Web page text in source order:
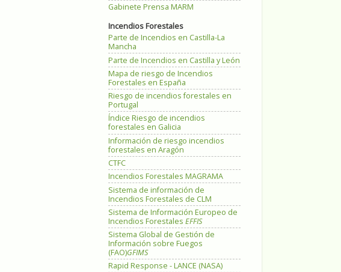
Gabinete Prensa MARM
Incendios Forestales
Parte de Incendios en Castilla-La
Mancha
Parte de Incendios en Castilla y León
Mapa de riesgo de Incendios
Forestales en España
Riesgo de incendios forestales en
Portugal
Índice Riesgo de incendios
forestales en Galicia
Información de riesgo incendios
forestales en Aragón
CTFC
Incendios Forestales MAGRAMA
Sistema de información de
Incendios Forestales de CLM
Sistema de Información Europeo de
Incendios Forestales EFFIS
Sistema Global de Gestión de
Información sobre Fuegos
(FAO)GFIMS
Rapid Response - LANCE (NASA)